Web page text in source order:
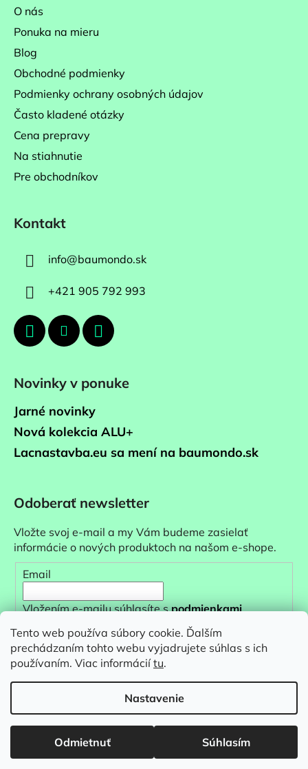
Tento web používa súbory cookie. Ďalším
prechádzaním tohto webu vyjadrujete súhlas s ich
používaním. Viac informáciítu.
Nastavenie
Odmietnuť Súhlasím
O nás
Ponuka na mieru
Blog
Obchodné podmienky
Podmienky ochrany osobných údajov
Často kladené otázky
Cena prepravy
Na stiahnutie
Pre obchodníkov
Kontakt
info@baumondo.sk
+421 905 792 993
Novinky v ponuke
Jarné novinky
Nová kolekcia ALU+
Lacnastavba.eu sa mení na baumondo.sk
Odoberať newsletter
Vložte svoj e-mail a my Vám budeme zasielať
informácie o nových produktoch na našom e-shope.
Email
Vložením e-mailu súhlasíte spodmienkami
PRIHLÁSIŤ SA
Vytvoril Shoptet
Copyright 2026baumondo. Všetky práva vyhradené.